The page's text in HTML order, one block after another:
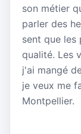
son métier
parler des
sent que les
qualité. Les
j'ai mangé
je veux me
Montpellier.